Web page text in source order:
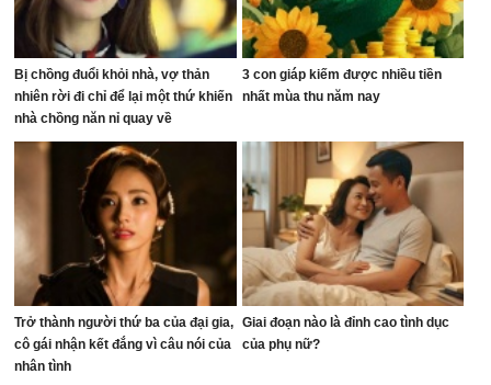
Bị chồng đuổi khỏi nhà, vợ thản
nhiên rời đi chỉ để lại một thứ khiến
nhà chồng năn nỉ quay về
3 con giáp kiếm được nhiều tiền
nhất mùa thu năm nay
Trở thành người thứ ba của đại gia,
cô gái nhận kết đắng vì câu nói của
nhân tình
Giai đoạn nào là đỉnh cao tình dục
của phụ nữ?